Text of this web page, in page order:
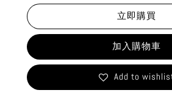
立即購買
加入購物車
Add to